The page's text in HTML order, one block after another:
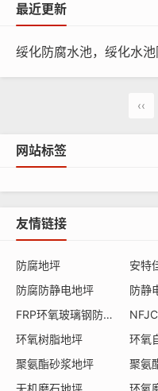
1.底漆：采用渗透性及
施工
◆ 依照正确比例将主剂
◆ 混合完成材料需4小时
◆ 底涂层养生硬化时间
最近更新
‹‹
网站标签
友情链接
防腐地坪 安特
防腐防静电地坪
防静
FRP环氧玻璃钢防腐地坪
环氧树脂地坪
环氧
聚氨酯砂浆地坪
聚氨